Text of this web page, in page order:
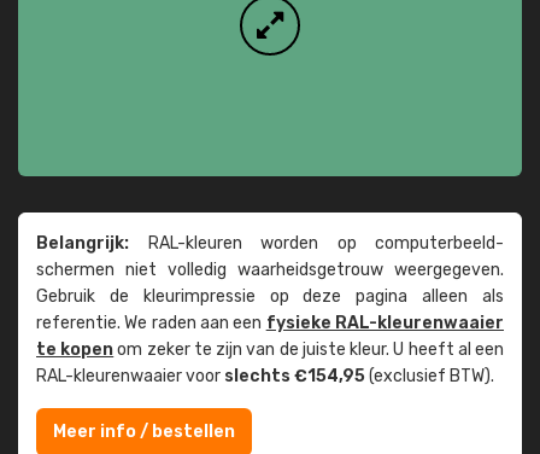
Belangrijk: RAL-kleuren worden op computer­beeld­
schermen niet volledig waarheids­­getrouw weer­gegeven.
Gebruik de kleur­impressie op deze pagina alleen als
referentie. We raden aan een fysieke RAL-kleuren­waaier
te kopenom zeker te zijn van de juiste kleur. U heeft al een
RAL-kleuren­waaier voor slechts €154,95(exclusief BTW).
Meer info / bestellen